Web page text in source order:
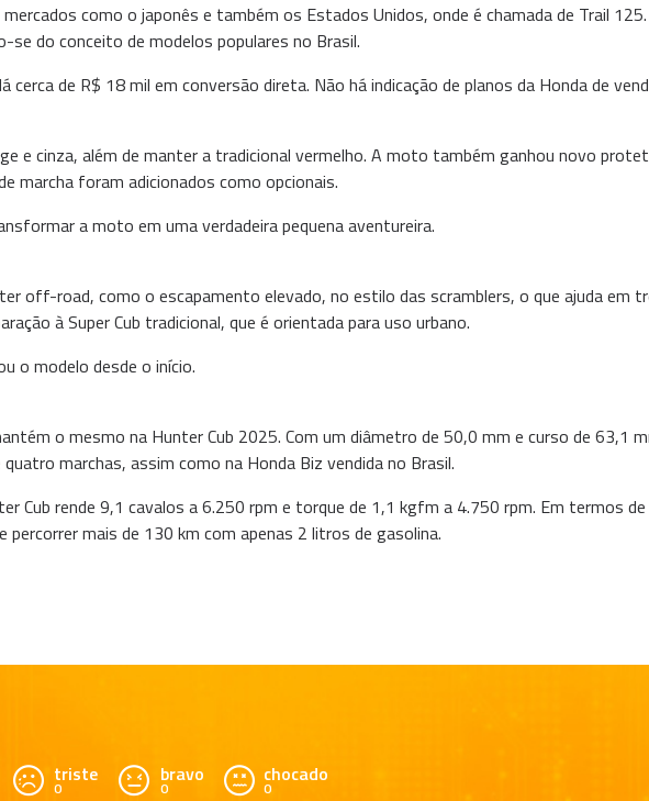
como o japonês e também os Estados Unidos, onde é chamada de Trail
do conceito de modelos populares no Brasil.
de R$ 18 mil em conversão direta. Não há indicação de planos da Honda de
e cinza, além de manter a tradicional vermelho. A moto também ganhou novo
marcha foram adicionados como opcionais.
a moto em uma verdadeira pequena aventureira.
off-road, como o escapamento elevado, no estilo das scramblers, o que ajuda em
à Super Cub tradicional, que é orientada para uso urbano.
o modelo desde o início.
o mesmo na Hunter Cub 2025. Com um diâmetro de 50,0 mm e curso de 63,1
marchas, assim como na Honda Biz vendida no Brasil.
Cub rende 9,1 cavalos a 6.250 rpm e torque de 1,1 kgfm a 4.750 rpm. Em termos
mais de 130 km com apenas 2 litros de gasolina.
triste
0
bravo
0
chocado
0